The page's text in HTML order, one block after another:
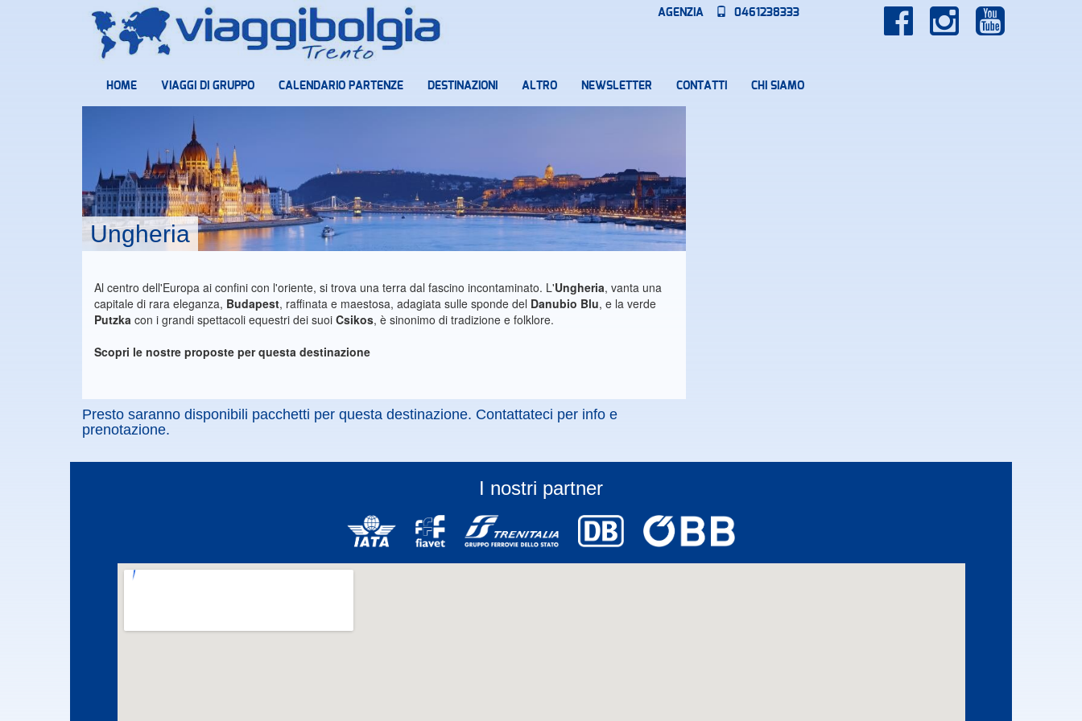
AGENZIA 0461238333
HOME VIAGGI DI GRUPPO CALENDARIO PARTENZE DESTINAZIONI ALTRO NEWSLETTER CONTATTI CHI SIAMO
Ungheria
Al centro dell'Europa ai confini con l'oriente, si trova una terra dal fascino incontaminato. L'Ungheria, vanta una
capitale di rara eleganza, Budapest, raffinata e maestosa, adagiata sulle sponde del Danubio Blu, e la verde
Putzka con i grandi spettacoli equestri dei suoi Csikos, è sinonimo di tradizione e folklore.
Scopri le nostre proposte per questa destinazione
Presto saranno disponibili pacchetti per questa destinazione. Contattateci per info e
prenotazione.
I nostri partner